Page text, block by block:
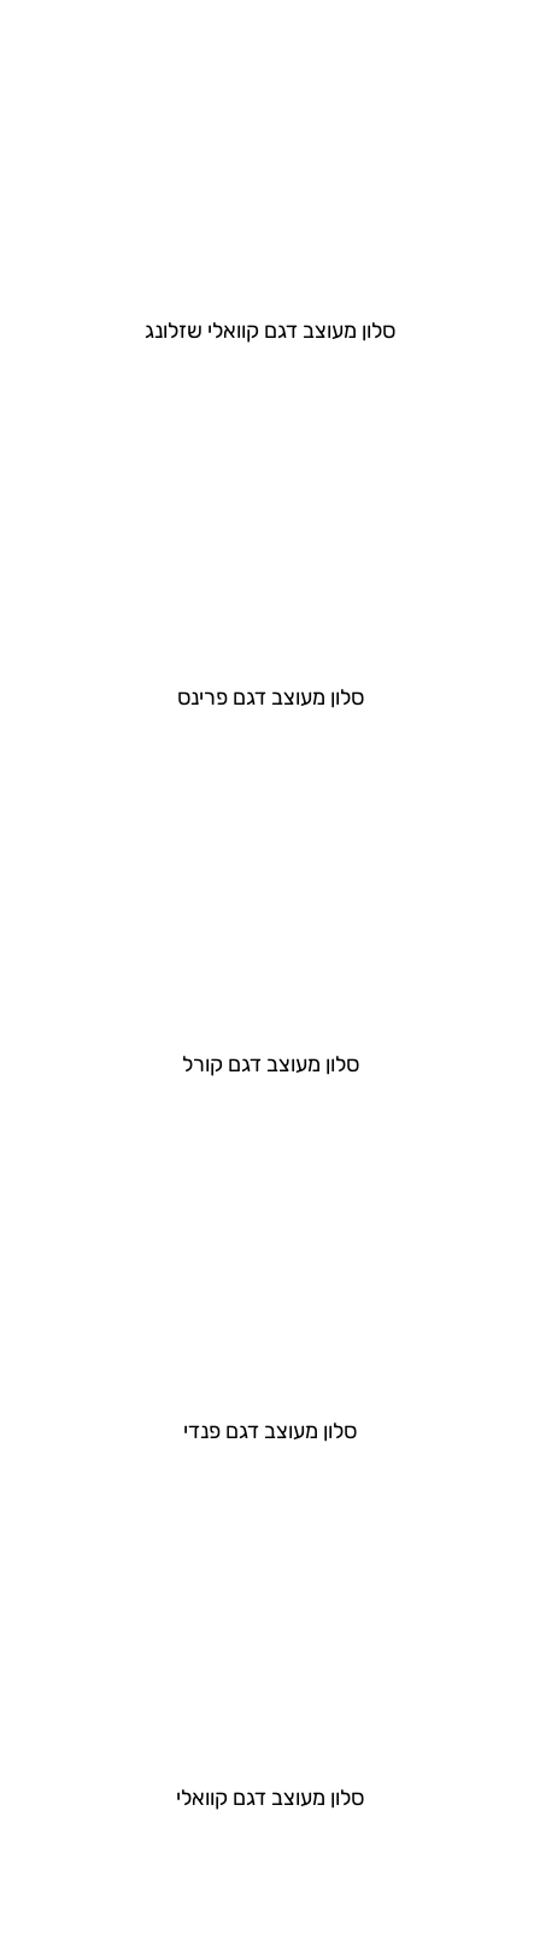
סלון מעוצב דגם קוואלי שזלונג​
סלון מעוצב דגם פרינס
סלון מעוצב דגם קורל
סלון מעוצב דגם פנדי
סלון מעוצב דגם קוואלי